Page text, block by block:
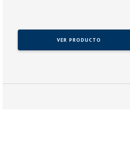
VER PRODUCTO